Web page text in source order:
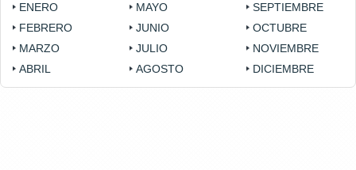
ENERO
FEBRERO
MARZO
ABRIL
MAYO
JUNIO
JULIO
AGOSTO
SEPTIEMBRE
OCTUBRE
NOVIEMBRE
DICIEMBRE